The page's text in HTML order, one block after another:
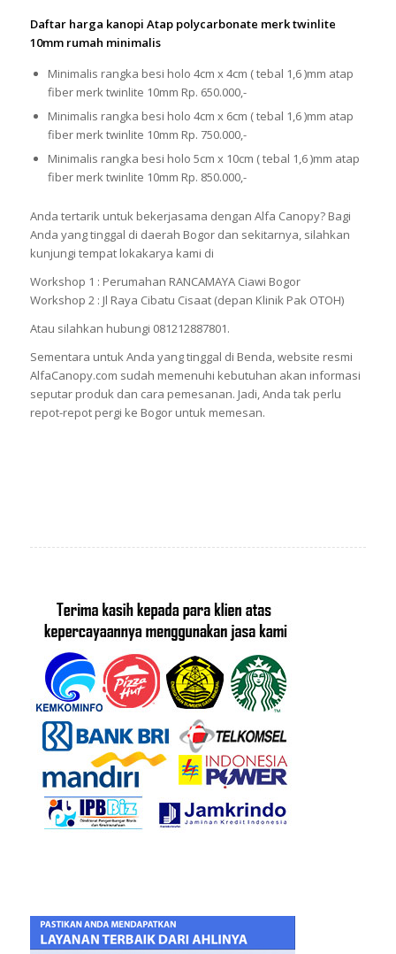
Daftar harga kanopi Atap polycarbonate merk twinlite
10mm rumah minimalis
Minimalis rangka besi holo 4cm x 4cm ( tebal 1,6 )mm atap
fiber merk twinlite 10mm Rp. 650.000,-
Minimalis rangka besi holo 4cm x 6cm ( tebal 1,6 )mm atap
fiber merk twinlite 10mm Rp. 750.000,-
Minimalis rangka besi holo 5cm x 10cm ( tebal 1,6 )mm atap
fiber merk twinlite 10mm Rp. 850.000,-
Anda tertarik untuk bekerjasama dengan Alfa Canopy? Bagi
Anda yang tinggal di daerah Bogor dan sekitarnya, silahkan
kunjungi tempat lokakarya kami di
Workshop 1 : Perumahan RANCAMAYA Ciawi Bogor
Workshop 2 : Jl Raya Cibatu Cisaat (depan Klinik Pak OTOH)
Atau silahkan hubungi 081212887801.
Sementara untuk Anda yang tinggal di Benda, website resmi
AlfaCanopy.com sudah memenuhi kebutuhan akan informasi
seputar produk dan cara pemesanan. Jadi, Anda tak perlu
repot-repot pergi ke Bogor untuk memesan.